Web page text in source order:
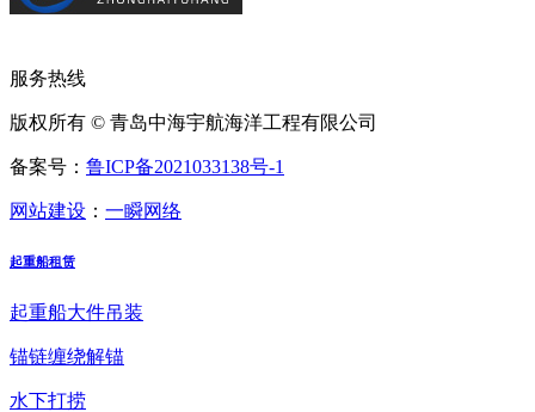
服务热线
版权所有 © 青岛中海宇航海洋工程有限公司
备案号： 鲁ICP备2021033138号-1
网站建设 ： 一瞬网络
起重船租赁
起重船大件吊装
锚链缠绕解锚
水下打捞